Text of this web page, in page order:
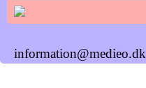
information@medieo.dk